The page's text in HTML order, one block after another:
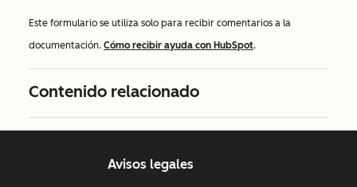
Este formulario se utiliza solo para recibir comentarios a la
documentación. Cómo recibir ayuda con HubSpot.
Contenido relacionado
Avisos legales